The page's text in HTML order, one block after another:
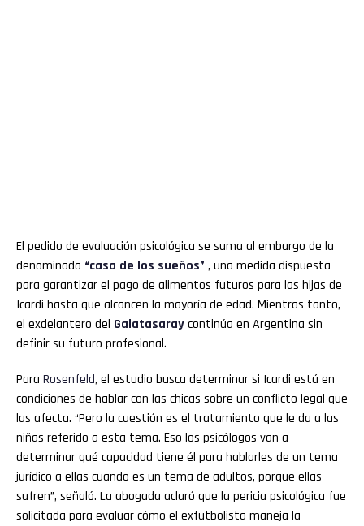
El pedido de evaluación psicológica se suma al embargo de la
denominada “casa de los sueños” , una medida dispuesta
para garantizar el pago de alimentos futuros para las hijas de
Icardi hasta que alcancen la mayoría de edad. Mientras tanto,
el exdelantero del Galatasaraycontinúa en Argentina sin
definir su futuro profesional.
Para Rosenfeld, el estudio busca determinar si Icardi está en
condiciones de hablar con las chicas sobre un conflicto legal que
las afecta. “Pero la cuestión es el tratamiento que le da a las
niñas referido a esta tema. Eso los psicólogos van a
determinar qué capacidad tiene él para hablarles de un tema
jurídico a ellas cuando es un tema de adultos, porque ellas
sufren”, señaló. La abogada aclaró que la pericia psicológica fue
solicitada para evaluar cómo el exfutbolista maneja la